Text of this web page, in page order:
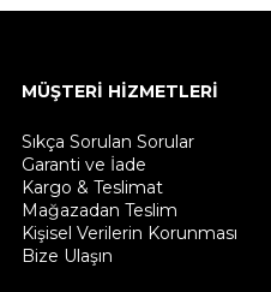
MÜŞTERİ HİZMETLERİ
Sıkça Sorulan Sorular
Garanti ve İade
Kargo & Teslimat
Mağazadan Teslim
Kişisel Verilerin Korunması
Bize Ulaşın